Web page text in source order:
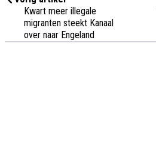
Kwart meer illegale
migranten steekt Kanaal
over naar Engeland